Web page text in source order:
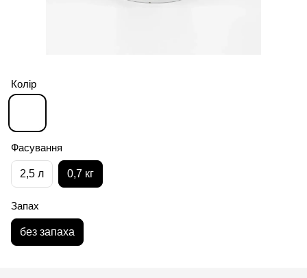
Колір
Фасування
2,5 л 0,7 кг
Запах
без запаха